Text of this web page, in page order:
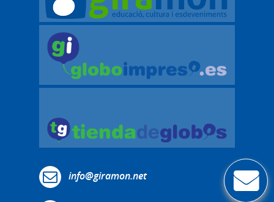
info@giramon.net